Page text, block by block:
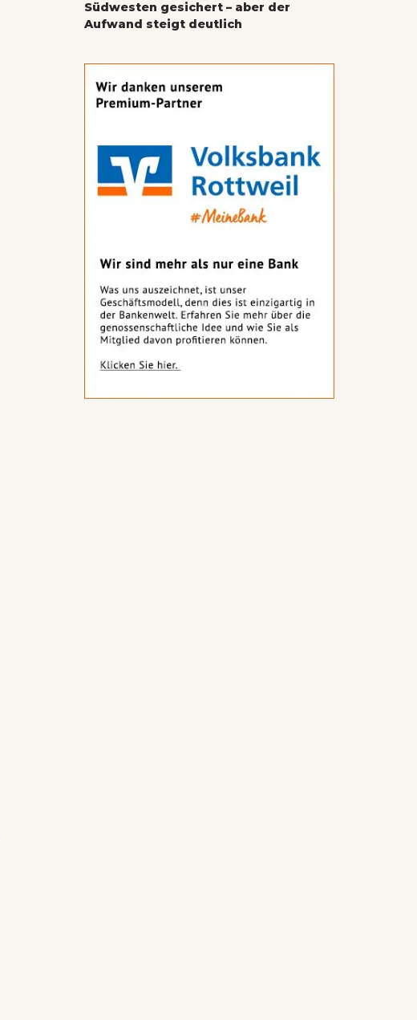
Südwesten gesichert – aber der
Aufwand steigt deutlich